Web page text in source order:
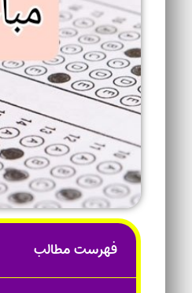
فهرست مطالب